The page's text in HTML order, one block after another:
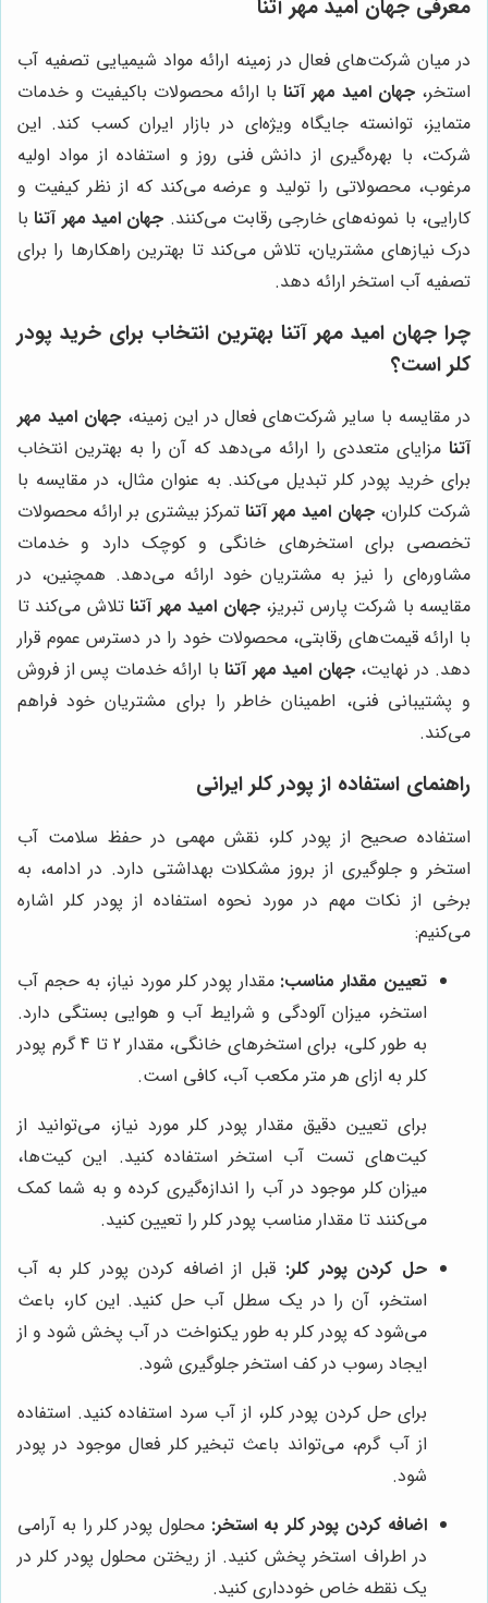
معرفی جهان امید مهر آتنا
در میان شرکت‌های فعال در زمینه ارائه مواد شیمیایی تصفیه آب
استخر، جهان امید مهر آتنا با ارائه محصولات باکیفیت و خدمات
متمایز، توانسته جایگاه ویژه‌ای در بازار ایران کسب کند. این
شرکت، با بهره‌گیری از دانش فنی روز و استفاده از مواد اولیه
مرغوب، محصولاتی را تولید و عرضه می‌کند که از نظر کیفیت و
کارایی، با نمونه‌های خارجی رقابت می‌کنند. جهان امید مهر آتنابا
درک نیازهای مشتریان، تلاش می‌کند تا بهترین راهکارها را برای
تصفیه آب استخر ارائه دهد.
چرا جهان امید مهر آتنا بهترین انتخاب برای خرید پودر
کلر است؟
در مقایسه با سایر شرکت‌های فعال در این زمینه،جهان امید مهر
آتنا مزایای متعددی را ارائه می‌دهد که آن را به بهترین انتخاب
برای خرید پودر کلر تبدیل می‌کند. به عنوان مثال، در مقایسه با
شرکت کلران،جهان امید مهر آتنا تمرکز بیشتری بر ارائه محصولات
تخصصی برای استخرهای خانگی و کوچک دارد و خدمات
مشاوره‌ای را نیز به مشتریان خود ارائه می‌دهد. همچنین، در
مقایسه با شرکت پارس تبریز،جهان امید مهر آتناتلاش می‌کند تا
با ارائه قیمت‌های رقابتی، محصولات خود را در دسترس عموم قرار
دهد. در نهایت،جهان امید مهر آتنا با ارائه خدمات پس از فروش
و پشتیبانی فنی، اطمینان خاطر را برای مشتریان خود فراهم
می‌کند.
راهنمای استفاده از پودر کلر ایرانی
استفاده صحیح از پودر کلر، نقش مهمی در حفظ سلامت آب
استخر و جلوگیری از بروز مشکلات بهداشتی دارد. در ادامه، به
برخی از نکات مهم در مورد نحوه استفاده از پودر کلر اشاره
می‌کنیم:
تعیین مقدار مناسب: مقدار پودر کلر مورد نیاز، به حجم آب
استخر، میزان آلودگی و شرایط آب و هوایی بستگی دارد.
به طور کلی، برای استخرهای خانگی، مقدار 2 تا 4 گرم پودر
کلر به ازای هر متر مکعب آب، کافی است.
برای تعیین دقیق مقدار پودر کلر مورد نیاز، می‌توانید از
کیت‌های تست آب استخر استفاده کنید. این کیت‌ها،
میزان کلر موجود در آب را اندازه‌گیری کرده و به شما کمک
می‌کنند تا مقدار مناسب پودر کلر را تعیین کنید.
حل کردن پودر کلر: قبل از اضافه کردن پودر کلر به آب
استخر، آن را در یک سطل آب حل کنید. این کار، باعث
می‌شود که پودر کلر به طور یکنواخت در آب پخش شود و از
ایجاد رسوب در کف استخر جلوگیری شود.
برای حل کردن پودر کلر، از آب سرد استفاده کنید. استفاده
از آب گرم، می‌تواند باعث تبخیر کلر فعال موجود در پودر
شود.
اضافه کردن پودر کلر به استخر: محلول پودر کلر را به آرامی
در اطراف استخر پخش کنید. از ریختن محلول پودر کلر در
یک نقطه خاص خودداری کنید.